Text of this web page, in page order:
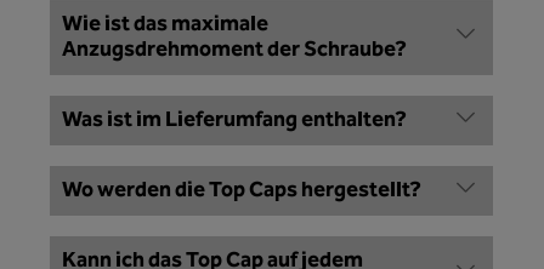
Wie ist das maximale
Anzugsdrehmoment der Schraube?
Was ist im Lieferumfang enthalten?
Wo werden die Top Caps hergestellt?
Kann ich das Top Cap auf jedem